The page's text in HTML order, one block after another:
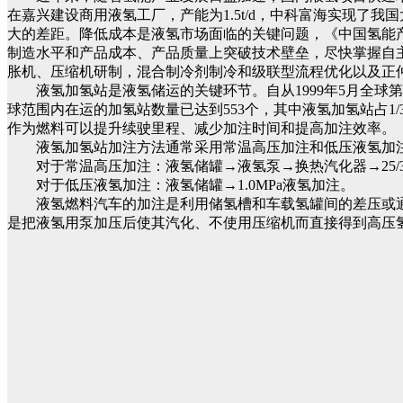
在嘉兴建设商用液氢工厂，产能为1.5t/d，中科富海实现了我
大的差距。降低成本是液氢市场面临的关键问题，《中国氢
制造水平和产品成本、产品质量上突破技术壁垒，尽快掌握
胀机、压缩机研制，混合制冷剂制冷和级联型流程优化以及正
液氢加氢站是液氢储运的关键环节。自从1999年5月全球
球范围内在运的加氢站数量已达到553个，其中液氢加氢站占
作为燃料可以提升续驶里程、减少加注时间和提高加注效率。
液氢加氢站加注方法通常采用常温高压加注和低压液氢加
对于常温高压加注：液氢储罐→液氢泵→换热汽化器→25/
对于低压液氢加注：液氢储罐→1.0MPa液氢加注。
液氢燃料汽车的加注是利用储氢槽和车载氢罐间的差压
是把液氢用泵加压后使其汽化、不使用压缩机而直接得到高压